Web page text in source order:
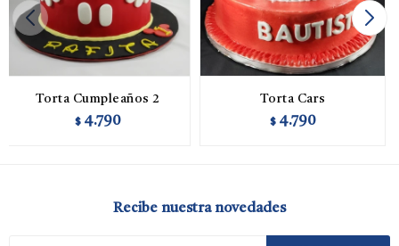
Torta Cumpleaños 2
$ 4.790
Torta Cars
$ 4.790
Recibe nuestra novedades